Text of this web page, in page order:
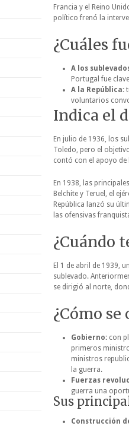
Francia y el Reino
político frenó la
¿Cuáles
A los
Portugal fue
A la República:
voluntarios
Indica el
En julio de 1936, los
Toledo, pero el
contó con el apoyo
En 1938, las
Belchite y Teruel, el
República lanzó su
las ofensivas
¿Cuándo
El 1 de abril de 1939,
sublevado.
se dirigió al norte,
¿Cómo
Gobierno: con
primeros
ministros
la guerra.
Fuerzas
guerra una
Sus
Construcción